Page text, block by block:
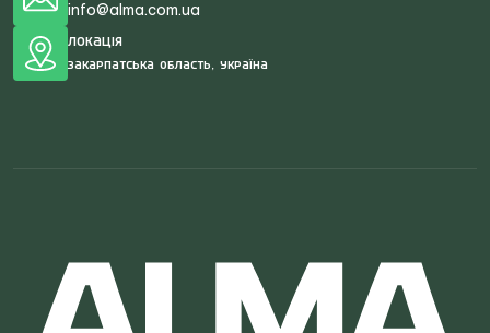
info@alma.com.ua
Локація
Закарпатська область, Україна